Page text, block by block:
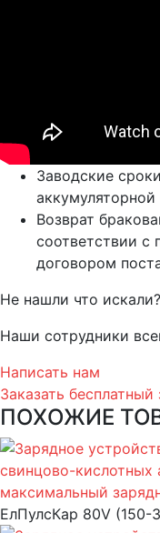
Заводские
аккумуляторной
Возврат
соответствии с
договором
Не нашли что искали?
Наши сотрудники
Написать нам
Заказать бесплатный
ПОХОЖИЕ
ЕлПулсКар 80V (150-